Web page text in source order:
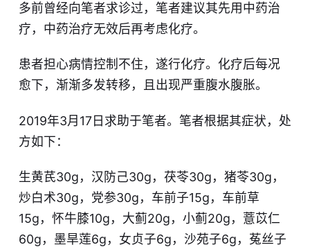
多前曾经向笔者求诊过，笔者建议其先用中药治
疗，中药治疗无效后再考虑化疗。
患者担心病情控制不住，遂行化疗。化疗后每况
愈下，渐渐多发转移，且出现严重腹水腹胀。
2019年3月17日求助于笔者。笔者根据其症状，处
方如下：
生黄芪30g，汉防己30g，茯苓30g，猪苓30g，
炒白术30g，党参30g，车前子15g，车前草
15g，怀牛膝10g，大蓟20g，小蓟20g，薏苡仁
60g，墨旱莲6g，女贞子6g，沙苑子6g，菟丝子